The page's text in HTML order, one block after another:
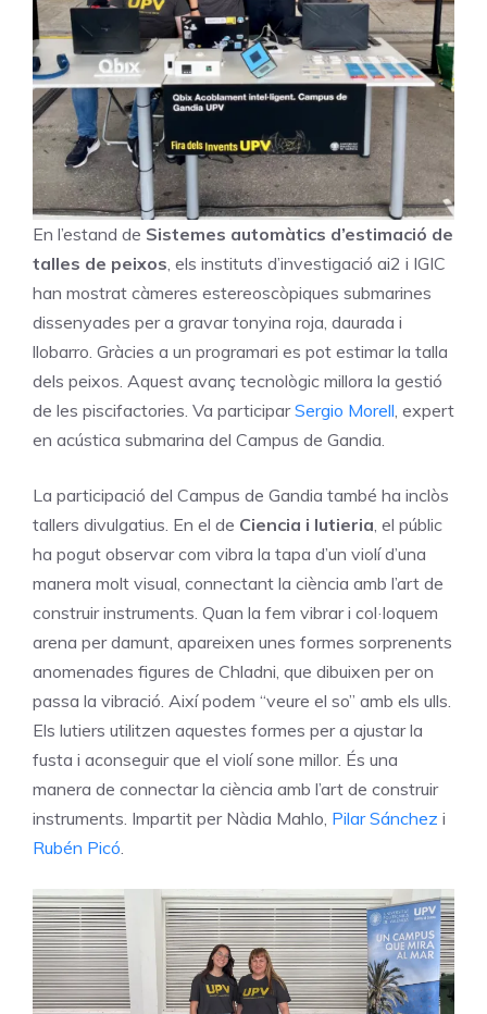
En l’estand de Sistemes automàtics d’estimació de
talles de peixos, els instituts d’investigació ai2 i IGIC
han mostrat càmeres estereoscòpiques submarines
dissenyades per a gravar tonyina roja, daurada i
llobarro. Gràcies a un programari es pot estimar la talla
dels peixos. Aquest avanç tecnològic millora la gestió
de les piscifactories. Va participarSergio Morell, expert
en acústica submarina del Campus de Gandia.
La participació del Campus de Gandia també ha inclòs
tallers divulgatius. En el de Ciencia i lutieria, el públic
ha pogut observar com vibra la tapa d’un violí d’una
manera molt visual, connectant la ciència amb l’art de
construir instruments. Quan la fem vibrar i col·loquem
arena per damunt, apareixen unes formes sorprenents
anomenades figures de Chladni, que dibuixen per on
passa la vibració. Així podem “veure el so” amb els ulls.
Els lutiers utilitzen aquestes formes per a ajustar la
fusta i aconseguir que el violí sone millor. És una
manera de connectar la ciència amb l’art de construir
instruments. Impartit per Nàdia Mahlo, Pilar Sánchez i
Rubén Picó.